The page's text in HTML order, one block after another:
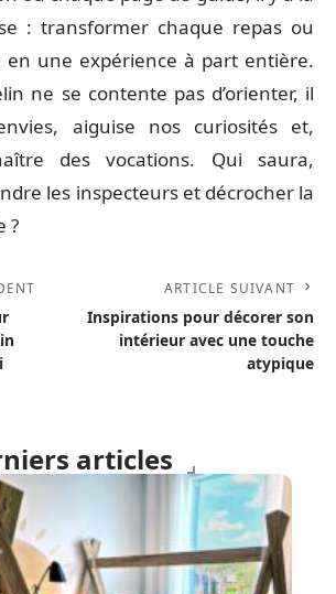
: transformer chaque repas ou
en une expérience à part entière.
ne se contente pas d’orienter, il
aiguise nos curiosités et,
des vocations. Qui saura,
les inspecteurs et décrocher la
?
ARTICLE SUIVANT
Inspirations pour décorer son
intérieur avec une touche
atypique
articles